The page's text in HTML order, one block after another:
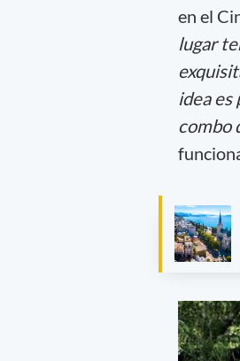
en el
lugar
idea
combo